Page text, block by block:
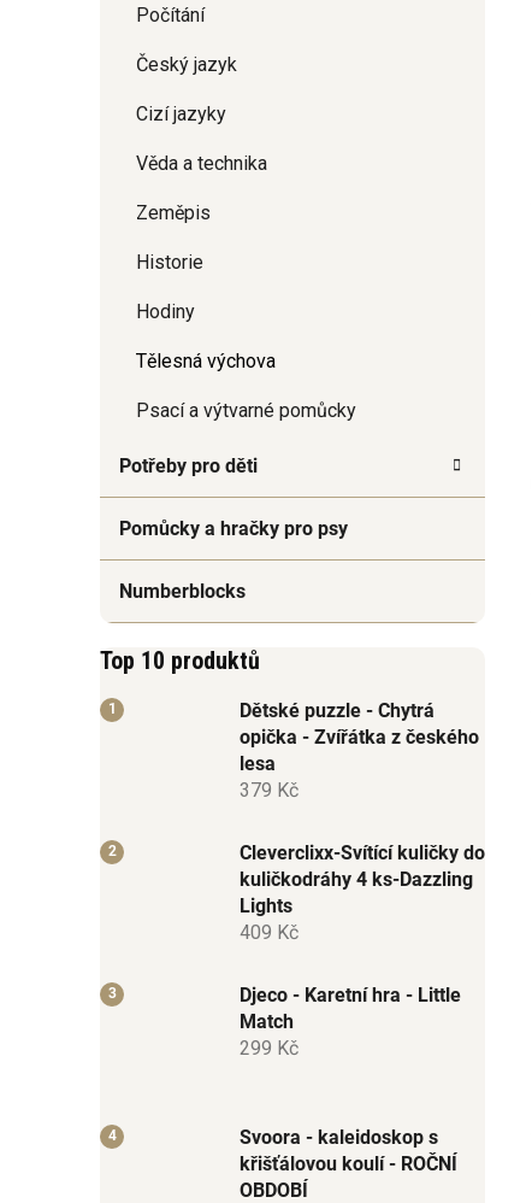
Počítání
Český jazyk
Cizí jazyky
Věda a technika
Zeměpis
Historie
Hodiny
Tělesná výchova
Psací a výtvarné pomůcky
Potřeby pro děti
Pomůcky a hračky pro psy
Numberblocks
Top 10 produktů
Dětské puzzle - Chytrá
opička - Zvířátka z českého
lesa
379 Kč
Cleverclixx-Svítící kuličky do
kuličkodráhy 4 ks-Dazzling
Lights
409 Kč
Djeco - Karetní hra - Little
Match
299 Kč
Svoora - kaleidoskop s
křišťálovou koulí - ROČNÍ
OBDOBÍ